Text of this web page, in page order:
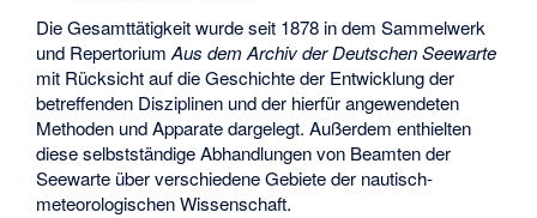
Die Gesamttätigkeit wurde seit 1878 in dem Sammelwerk
und RepertoriumAus dem Archiv der Deutschen Seewarte
mit Rücksicht auf die Geschichte der Entwicklung der
betreffenden Disziplinen und der hierfür angewendeten
Methoden und Apparate dargelegt. Außerdem enthielten
diese selbstständige Abhandlungen von Beamten der
Seewarte über verschiedene Gebiete der nautisch-
meteorologischen Wissenschaft.